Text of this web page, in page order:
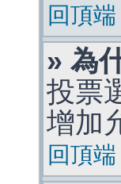
回頂端
» 為
投票
增加
回頂端